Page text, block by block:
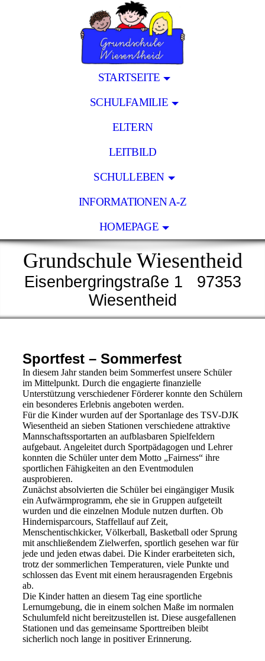
STARTSEITE
SCHULFAMILIE
ELTERN
LEITBILD
SCHULLEBEN
INFORMATIONEN A-Z
HOMEPAGE
Grundschule Wiesentheid
Eisenbergringstraße 1 97353
Wiesentheid
Sportfest – Sommerfest
In diesem Jahr standen beim Sommerfest unsere Schüler
im Mittelpunkt. Durch die engagierte finanzielle
Unterstützung verschiedener Förderer konnte den Schülern
ein besonderes Erlebnis angeboten werden.
Für die Kinder wurden auf der Sportanlage des TSV-DJK
Wiesentheid an sieben Stationen verschiedene attraktive
Mannschaftssportarten an aufblasbaren Spielfeldern
aufgebaut. Angeleitet durch Sportpädagogen und Lehrer
konnten die Schüler unter dem Motto „Fairness“ ihre
sportlichen Fähigkeiten an den Eventmodulen
ausprobieren.
Zunächst absolvierten die Schüler bei eingängiger Musik
ein Aufwärmprogramm, ehe sie in Gruppen aufgeteilt
wurden und die einzelnen Module nutzen durften. Ob
Hindernisparcours, Staffellauf auf Zeit,
Menschentischkicker, Völkerball, Basketball oder Sprung
mit anschließendem Zielwerfen, sportlich gesehen war für
jede und jeden etwas dabei. Die Kinder erarbeiteten sich,
trotz der sommerlichen Temperaturen, viele Punkte und
schlossen das Event mit einem herausragenden Ergebnis
ab.
Die Kinder hatten an diesem Tag eine sportliche
Lernumgebung, die in einem solchen Maße im normalen
Schulumfeld nicht bereitzustellen ist. Diese ausgefallenen
Stationen und das gemeinsame Sporttreiben bleibt
sicherlich noch lange in positiver Erinnerung.